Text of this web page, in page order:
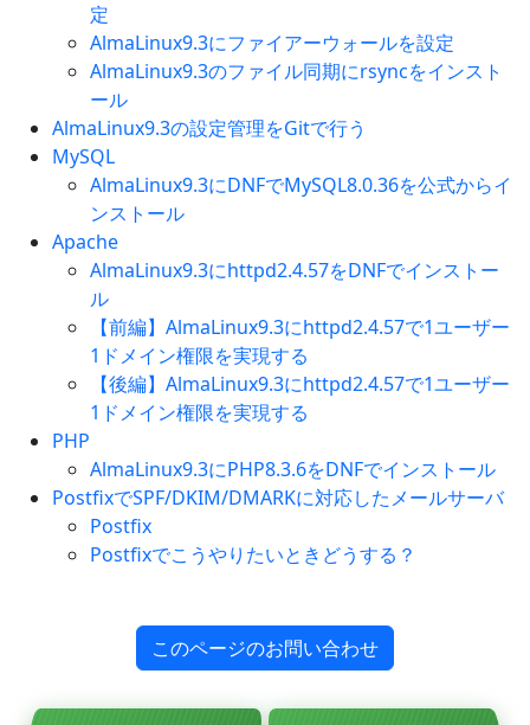
定
AlmaLinux9.3にファイアーウォールを設定
AlmaLinux9.3のファイル同期にrsyncをインスト
ール
AlmaLinux9.3の設定管理をGitで行う
MySQL
AlmaLinux9.3にDNFでMySQL8.0.36を公式からイ
ンストール
Apache
AlmaLinux9.3にhttpd2.4.57をDNFでインストー
ル
【前編】AlmaLinux9.3にhttpd2.4.57で1ユーザー
1ドメイン権限を実現する
【後編】AlmaLinux9.3にhttpd2.4.57で1ユーザー
1ドメイン権限を実現する
PHP
AlmaLinux9.3にPHP8.3.6をDNFでインストール
PostfixでSPF/DKIM/DMARKに対応したメールサーバ
Postfix
Postfixでこうやりたいときどうする？
このページのお問い合わせ